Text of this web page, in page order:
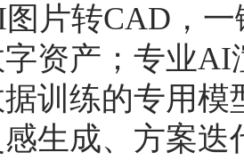
片转CAD，一
资产；专业AI
训练的专用模
生成、方案